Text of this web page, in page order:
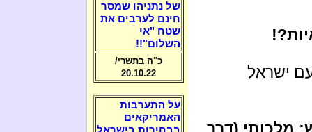
ישראל
של נתניהו שמסר
חינם לערבים את
שטח "אי
השלום"!!
כ"ה בתשרי/
20.10.22
על התערבות
האמריקאים